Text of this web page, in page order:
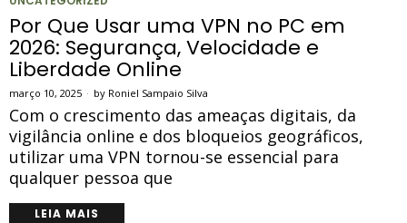
Por Que Usar uma VPN no PC em
2026: Segurança, Velocidade e
Liberdade Online
março 10, 2025 by Roniel Sampaio Silva
Com o crescimento das ameaças digitais, da
vigilância online e dos bloqueios geográficos,
utilizar uma VPN tornou-se essencial para
qualquer pessoa que
LEIA MAIS